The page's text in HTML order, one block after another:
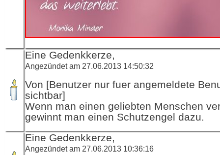
Eine Gedenkkerze,
Angezündet am 27.06.2013 14:50:32
Von [Benutzer nur fuer angemeldete
sichtbar]
Wenn man einen geliebten Menschen
gewinnt man einen Schutzengel dazu.
Eine Gedenkkerze,
Angezündet am 27.06.2013 10:36:16